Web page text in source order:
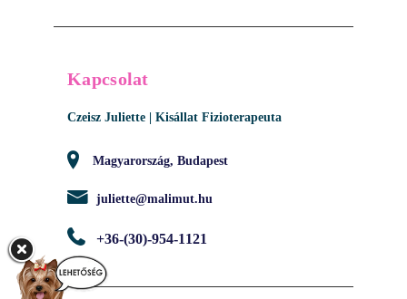
Kapcsolat
Czeisz Juliette | Kisállat Fizioterapeuta
Magyarország, Budapest
juliette@malimut.hu
+36-(30)-954-1121